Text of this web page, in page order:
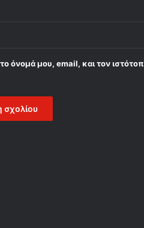
όνομά μου, email, και τον